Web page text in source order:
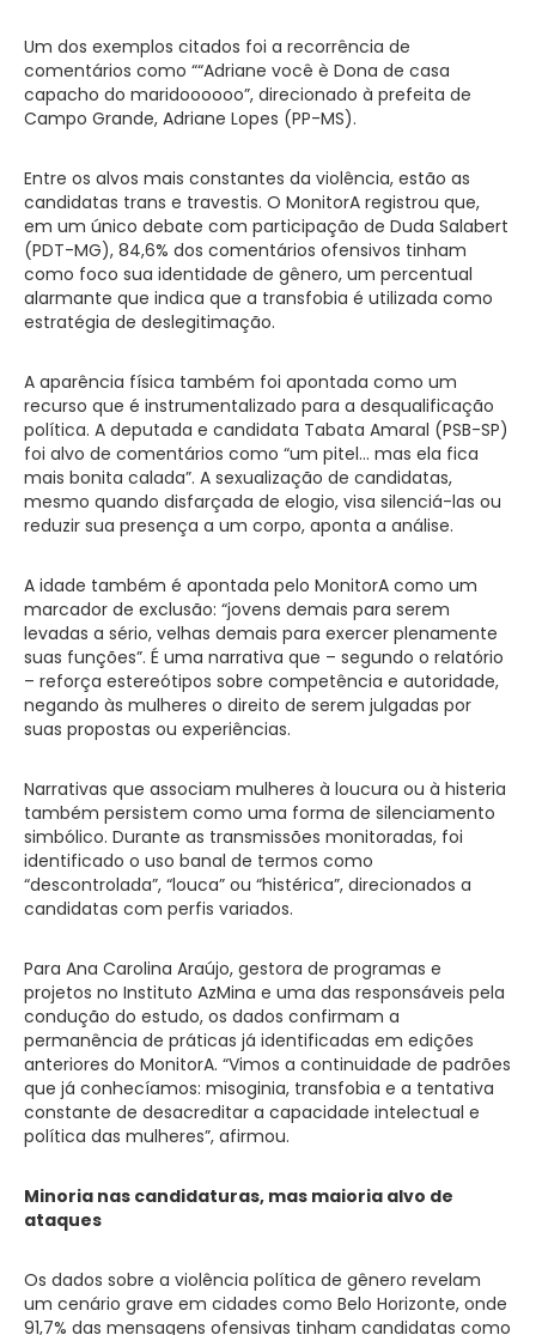
Um dos exemplos citados foi a recorrência de
comentários como ““Adriane você è Dona de casa
capacho do maridoooooo”, direcionado à prefeita de
Campo Grande, Adriane Lopes (PP-MS).
Entre os alvos mais constantes da violência, estão as
candidatas trans e travestis. O MonitorA registrou que,
em um único debate com participação de Duda Salabert
(PDT-MG), 84,6% dos comentários ofensivos tinham
como foco sua identidade de gênero, um percentual
alarmante que indica que a transfobia é utilizada como
estratégia de deslegitimação.
A aparência física também foi apontada como um
recurso que é instrumentalizado para a desqualificação
política. A deputada e candidata Tabata Amaral (PSB-SP)
foi alvo de comentários como “um pitel… mas ela fica
mais bonita calada”. A sexualização de candidatas,
mesmo quando disfarçada de elogio, visa silenciá-las ou
reduzir sua presença a um corpo, aponta a análise.
A idade também é apontada pelo MonitorA como um
marcador de exclusão: “jovens demais para serem
levadas a sério, velhas demais para exercer plenamente
suas funções”. É uma narrativa que – segundo o relatório
– reforça estereótipos sobre competência e autoridade,
negando às mulheres o direito de serem julgadas por
suas propostas ou experiências.
Narrativas que associam mulheres à loucura ou à histeria
também persistem como uma forma de silenciamento
simbólico. Durante as transmissões monitoradas, foi
identificado o uso banal de termos como
“descontrolada”, “louca” ou “histérica”, direcionados a
candidatas com perfis variados.
Para Ana Carolina Araújo, gestora de programas e
projetos no Instituto AzMina e uma das responsáveis pela
condução do estudo, os dados confirmam a
permanência de práticas já identificadas em edições
anteriores do MonitorA. “Vimos a continuidade de padrões
que já conhecíamos: misoginia, transfobia e a tentativa
constante de desacreditar a capacidade intelectual e
política das mulheres”, afirmou.
Minoria nas candidaturas, mas maioria alvo de
ataques
Os dados sobre a violência política de gênero revelam
um cenário grave em cidades como Belo Horizonte, onde
91,7% das mensagens ofensivas tinham candidatas como